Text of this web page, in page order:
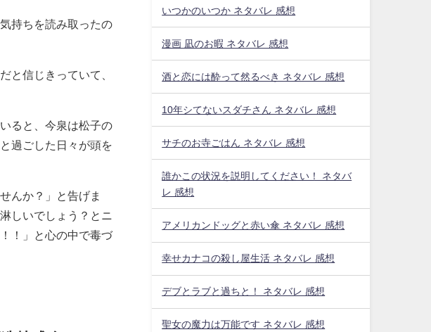
持ちを読み取ったの
と信じきっていて、
ると、今泉は松子の
過ごした日々が頭を
んか？」と告げま
しいでしょう？とニ
！」と心の中で毒づ
いつかのいつか ネタバレ 感想
漫画 凪のお暇 ネタバレ 感想
酒と恋には酔って然るべき ネタバレ 感想
10年シてないスダチさん ネタバレ 感想
サチのお寺ごはん ネタバレ 感想
誰かこの状況を説明してください！ ネタバ
レ 感想
アメリカンドッグと赤い傘 ネタバレ 感想
幸せカナコの殺し屋生活 ネタバレ 感想
デブとラブと過ちと！ ネタバレ 感想
聖女の魔力は万能です ネタバレ 感想